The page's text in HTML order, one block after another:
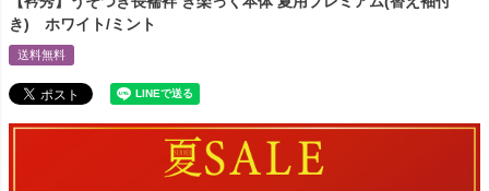
き) ホワイト/ミント
送料無料